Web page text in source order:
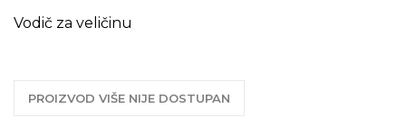
Vodič za veličinu
PROIZVOD VIŠE NIJE DOSTUPAN